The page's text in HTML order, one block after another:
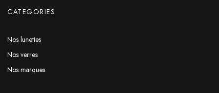
CATEGORIES
Nos lunettes
Nos verres
Nos marques